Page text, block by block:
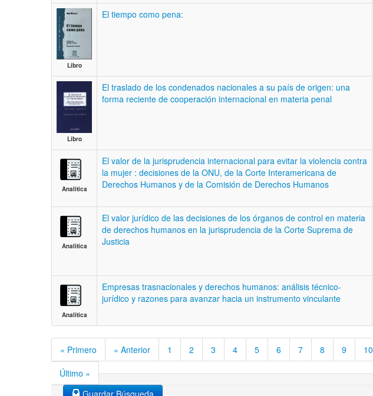
Libro
El tiempo como pena:
Libro
El traslado de los condenados nacionales a su país de origen: una
forma reciente de cooperación internacional en materia penal
Analítica
El valor de la jurisprudencia internacional para evitar la violencia contra
la mujer : decisiones de la ONU, de la Corte Interamericana de
Derechos Humanos y de la Comisión de Derechos Humanos
Analítica
El valor jurídico de las decisiones de los órganos de control en materia
de derechos humanos en la jurisprudencia de la Corte Suprema de
Justicia
Analítica
Empresas trasnacionales y derechos humanos: análisis técnico-
jurídico y razones para avanzar hacia un instrumento vinculante
« Primero « Anterior 1 2 3 4 5 6 7 8 9 10
Último »
Guardar Búsqueda